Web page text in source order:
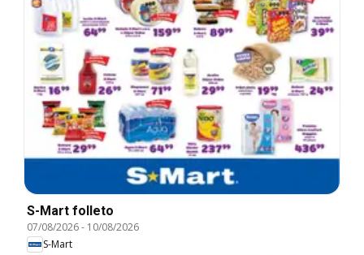
S-Mart folleto
07/08/2026- 10/08/2026
S-Mart